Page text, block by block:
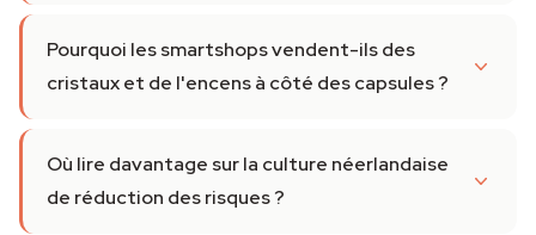
Pourquoi les smartshops vendent-ils des
cristaux et de l'encens à côté des capsules ?
Où lire davantage sur la culture néerlandaise
de réduction des risques ?